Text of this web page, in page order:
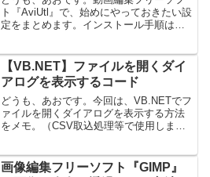
ト『AviUtl』で、始めにやっておきたい設
定をまとめます。インストール手順はこ
ール手順 １．拡大表示の変更デフォル
ト...
【VB.NET】ファイルを開くダイ
アログを表示するコード
どうも、あおです。今回は、VB.NETでフ
ァイルを開くダイアログを表示する方法
をメモ。（CSV取込処理等で使用しま
で以下のコードを追加コピペ用 Dim ofd
画像編集フリーソフト『GIMP』